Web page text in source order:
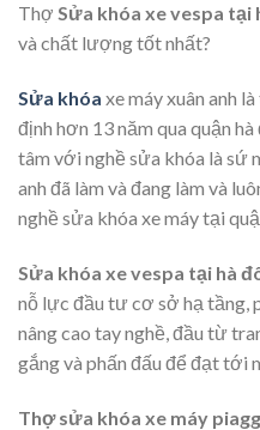
Thợ Sửa khóa xe vespa tại
và chất lượng tốt nhất?
Sửa khóa xe máy xuân anh
định hơn 13 năm qua quận
tâm với nghề sửa khóa là sứ
anh đã làm và đang làm và
nghề sửa khóa xe máy tại
Sửa khóa xe vespa tại hà
nỗ lực đầu tư cơ sở hạ tầng,
nâng cao tay nghề, đầu từ
gắng và phấn đấu để đạt tới
Thợ sửa khóa xe máy